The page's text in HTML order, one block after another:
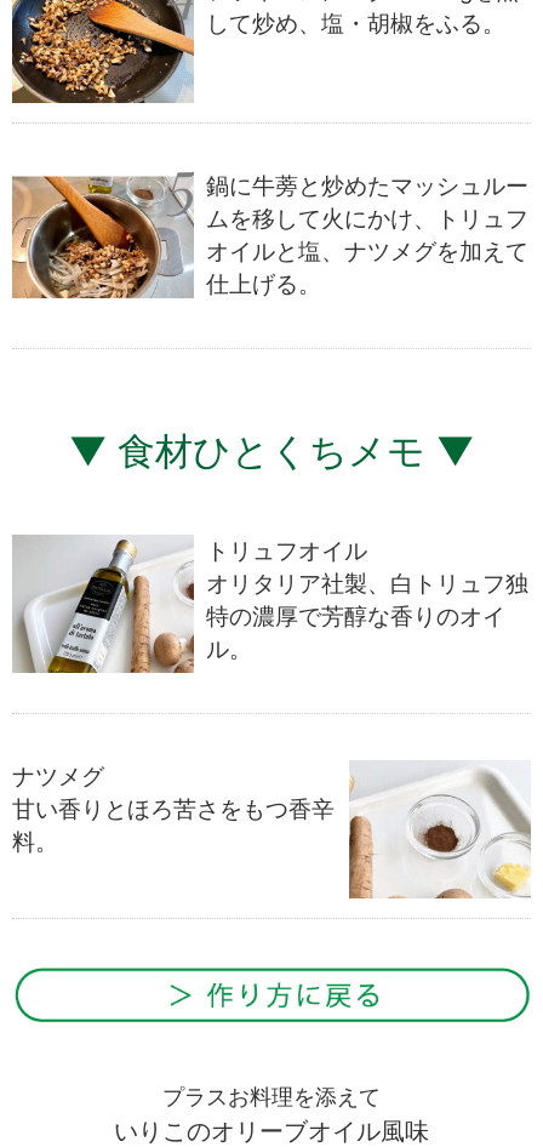
して炒め、塩・胡椒をふる。
鍋に牛蒡と炒めたマッシュルー
ムを移して火にかけ、トリュフ
オイルと塩、ナツメグを加えて
仕上げる。
▼ 食材ひとくちメモ ▼
トリュフオイル
オリタリア社製、白トリュフ独
特の濃厚で芳醇な香りのオイ
ル。
ナツメグ
甘い香りとほろ苦さをもつ香辛
料。
プラスお料理を添えて
いりこのオリーブオイル風味